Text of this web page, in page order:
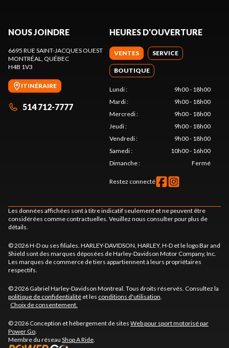
NOUS JOINDRE
6695 RUE SAINT-JACQUES OUEST
MONTRÉAL , QUÉBEC
H4B 1V3
ITINÉRAIRE
514 712-7777
HEURES D'OUVERTURE
VENTES SERVICE
BOUTIQUE
Lundi:
9h00 - 18h00
Mardi:
9h00 - 18h00
Mercredi:
9h00 - 18h00
Jeudi:
9h00 - 18h00
Vendredi:
9h00 - 18h00
Samedi:
10h00 - 16h00
Dimanche: Fermé
Restez connecté
Les données affichées sont à titre indicatif seulement et ne peuvent être
considérées comme contractuelles. Veuillez nous consulter pour plus de
détails.
© 2026 H-D ou ses filiales. HARLEY-DAVIDSON, HARLEY, H-D et le logo Bar and
Shield sont des marques déposées de Harley-Davidson Motor Company, Inc.
Les marques de commerce de tiers appartiennent à leurs propriétaires
respectifs.
© 2026 Gabriel Harley-Davidson Montreal. Tous droits réservés. Consultez la
politique de confidentialité et les conditions d'utilisation
Choix de consentement.
© 2026 Conception et hébergement de sites Web pour sport motorisé par
Power Go
Membre du réseau Shop A Ride